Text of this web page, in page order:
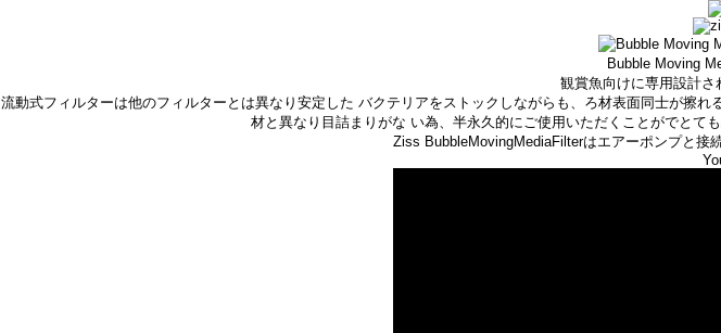
Bubble Moving
観賞魚向けに専用設計さ
流動式フィルターは他のフィルターとは異なり安定した バクテリアをストックしながらも、ろ材表面同士が擦
材と異なり目詰まりがな い為、半永久的にご使用いただくことがでとて
Ziss BubbleMovingMediaFilterはエアーポンプと接